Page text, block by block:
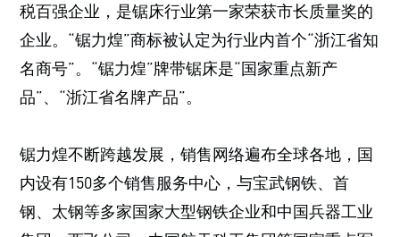
税百强企业，是锯床行业第一家荣获市长质量奖的
企业。“锯力煌”商标被认定为行业内首个“浙江省知
名商号”。“锯力煌”牌带锯床是“国家重点新产
品”、“浙江省名牌产品”。
锯力煌不断跨越发展，销售网络遍布全球各地，国
内设有150多个销售服务中心，与宝武钢铁、首
钢、太钢等多家国家大型钢铁企业和中国兵器工业